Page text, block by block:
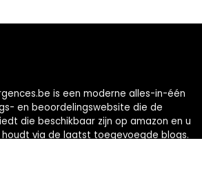
is een moderne alles-in-één
en beoordelingswebsite die de
die beschikbaar zijn op amazon en u
via de laatst toegevoegde blogs.